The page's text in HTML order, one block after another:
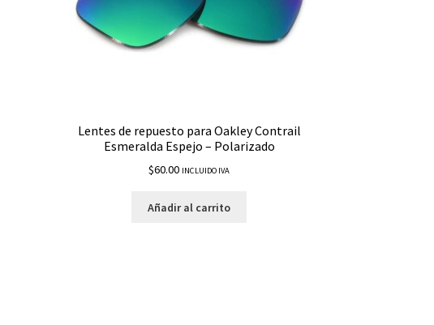
Lentes de repuesto para Oakley Contrail
Esmeralda Espejo – Polarizado
$60.00 INCLUIDO IVA
Añadir al carrito